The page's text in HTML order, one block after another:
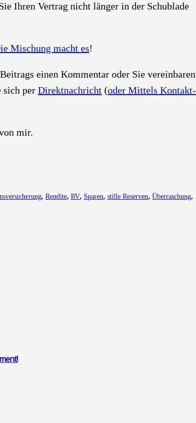
Ihren Ver­trag nicht län­ger in der Schub­la­de
Mischung macht es!
einen Kom­men­tar oder Sie ver­ein­ba­ren
sich per Direkt­nach­richt (oder Mit­tels Kon­takt­
mir.
, Rendite, RV, Sparen, stille Reserven, Überraschung,